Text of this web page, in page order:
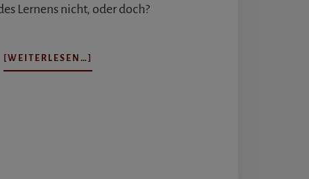
Lernens nicht, oder doch?
[WEITERLESEN…]
POWER-